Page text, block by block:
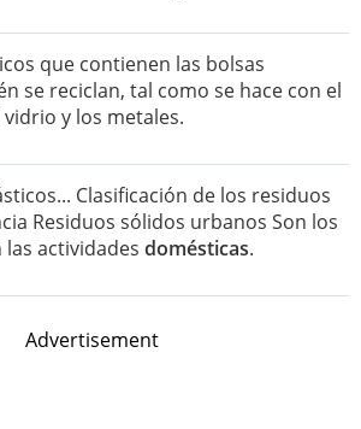
que contienen las bolsas
se reciclan, tal como se hace con el
y los metales.
Clasificación de los residuos
Residuos sólidos urbanos Son los
actividades domésticas.
Advertisement